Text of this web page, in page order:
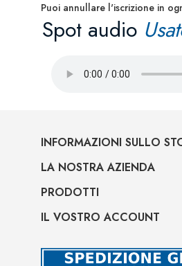
Puoi annullare l'iscrizione in
Spot audio
INFORMAZIONI SULLO
LA NOSTRA AZIENDA
PRODOTTI
IL VOSTRO ACCOUNT